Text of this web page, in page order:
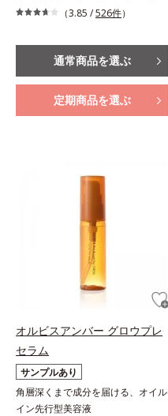
（3.85 /526件）
通常商品を選ぶ
定期商品を選ぶ
オルビスアンバー グロウプレ
セラム
サンプルあり
角層深くまで成分を届ける、オイル
イン先行型美容液